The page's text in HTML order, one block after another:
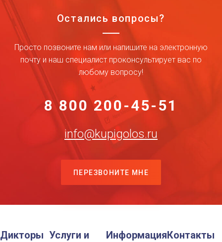
Остались вопросы?
Просто позвоните нам или напишите на электронную
почту и наш специалист проконсультирует вас по
любому вопросу!
8 800 200-45-51
info@kupigolos.ru
ПЕРЕЗВОНИТЕ МНЕ
Дикторы Услуги и
ИнформацияКонтакты